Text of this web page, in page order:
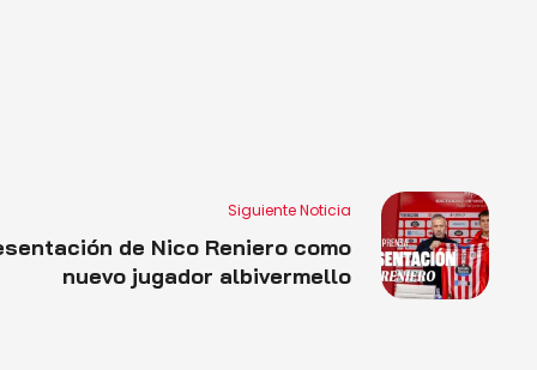
Siguiente Noticia
de Nico Reniero como
nuevo jugador albivermello